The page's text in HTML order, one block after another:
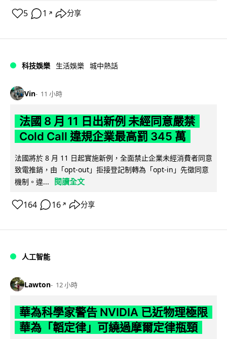
5 1 ↗ 分享
科技娛樂 生活娛樂 城中熱話
Vin 11 小時
法國 8 月 11 日出新例 未經同意嚴禁
Cold Call 違規企業最高罰 345 萬
法國將於 8 月 11 日起實施新例，全面禁止企業未經消費者同意
致電推銷，由「opt-out」拒接登記制轉為「opt-in」先徵同意
機制。違...
閱讀全文
164 16 ↗ 分享
人工智能
Lawton 12 小時
華為科學家警告 NVIDIA 已近物理極限
華為「韜定律」可繞過摩爾定律瓶頸